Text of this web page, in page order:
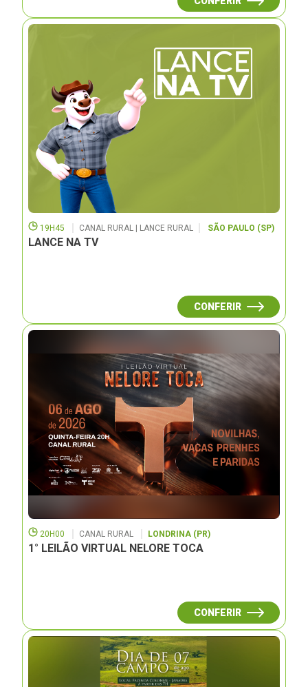
19H45 CANAL RURAL | LANCE RURAL SÃO PAULO (SP)
LANCE NA TV
CONFERIR
20H00 CANAL RURAL LONDRINA (PR)
1° LEILÃO VIRTUAL NELORE TOCA
CONFERIR